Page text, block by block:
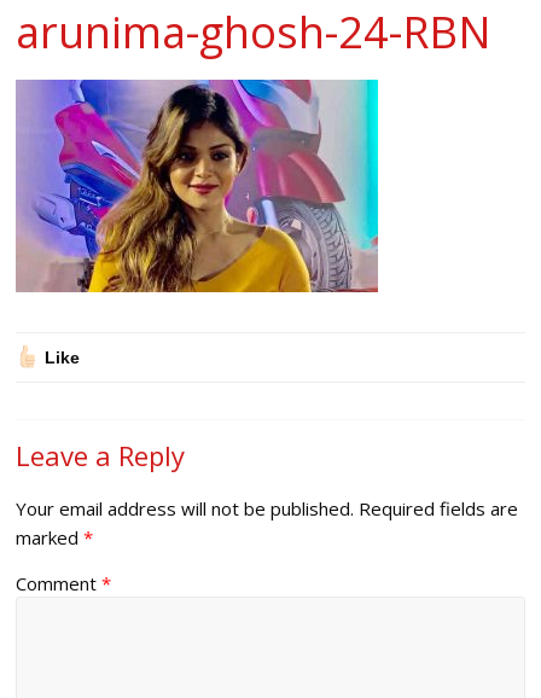
arunima-ghosh-24-RBN
Like
Leave a Reply
Your email address will not be published. Required fields are
marked*
Comment*